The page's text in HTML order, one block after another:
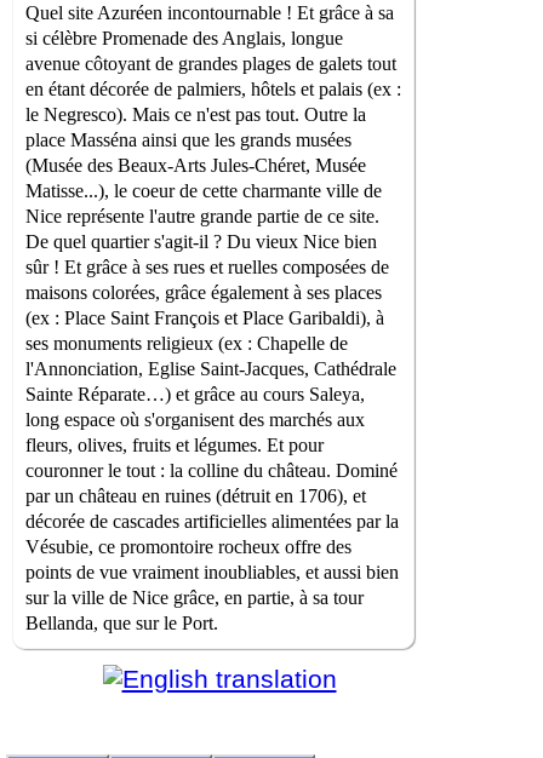
Quel site Azuréen incontournable ! Et grâce à sa
si célèbre Promenade des Anglais, longue
avenue côtoyant de grandes plages de galets tout
en étant décorée de palmiers, hôtels et palais (ex :
le Negresco). Mais ce n'est pas tout. Outre la
place Masséna ainsi que les grands musées
(Musée des Beaux-Arts Jules-Chéret, Musée
Matisse...), le coeur de cette charmante ville de
Nice représente l'autre grande partie de ce site.
De quel quartier s'agit-il ? Du vieux Nice bien
sûr ! Et grâce à ses rues et ruelles composées de
maisons colorées, grâce également à ses places
(ex : Place Saint François et Place Garibaldi), à
ses monuments religieux (ex : Chapelle de
l'Annonciation, Eglise Saint-Jacques, Cathédrale
Sainte Réparate…) et grâce au cours Saleya,
long espace où s'organisent des marchés aux
fleurs, olives, fruits et légumes. Et pour
couronner le tout : la colline du château. Dominé
par un château en ruines (détruit en 1706), et
décorée de cascades artificielles alimentées par la
Vésubie, ce promontoire rocheux offre des
points de vue vraiment inoubliables, et aussi bien
sur la ville de Nice grâce, en partie, à sa tour
Bellanda, que sur le Port.